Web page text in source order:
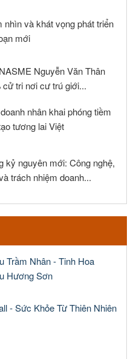
nhìn và khát vọng phát triển
mới
Nguyễn Văn Thân
tri nơi cư trú giới...
nhân khai phóng tiềm
tương lai Việt
kỷ nguyên mới: Công nghệ,
trách nhiệm doanh...
Trầm Nhân - Tinh Hoa
Hương Sơn
- Sức Khỏe Từ Thiên Nhiên